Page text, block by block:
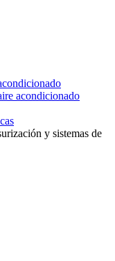
acondicionado
y sistemas de